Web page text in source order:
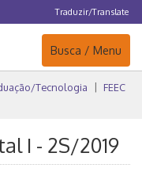
Traduzir/Translate
Navegação
Busca / Menu
Tecnologia
FEEC
I - 2S/2019